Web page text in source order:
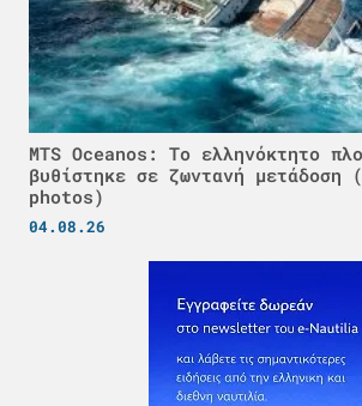
MTS Oceanos: Το ελληνόκτητο
βυθίστηκε σε ζωντανή μετάδοση
photos)
04.08.26